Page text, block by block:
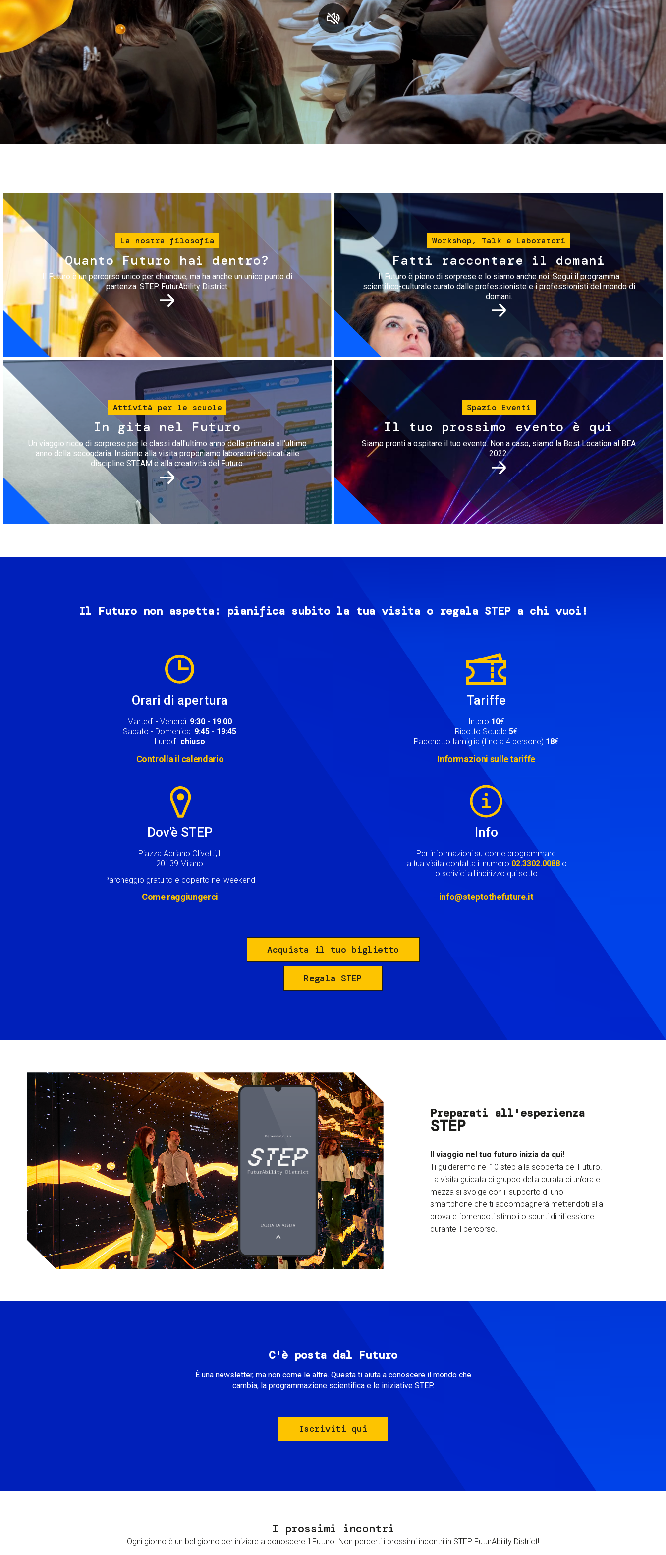
Servizi e accessibilità
Contatti
Biglietti
Immagine
La nostra filosofia
Quanto Futuro hai dentro?
Il Futuro è un percorso unico per chiunque, ma ha anche un unico punto di
partenza: STEP FuturAbility District.
Immagine
Workshop, Talk e Laboratori
Fatti raccontare il domani
Il Futuro è pieno di sorprese e lo siamo anche noi. Segui il programma
scientifico-culturale curato dalle professioniste e i professionisti del mondo di
domani.
Immagine
Attività per le scuole
In gita nel Futuro
Un viaggio ricco di sorprese per le classi dall'ultimo anno della primaria all'ultimo
anno della secondaria. Insieme alla visita proponiamo laboratori dedicati alle
discipline STEAM e alla creatività del Futuro.
Immagine
Spazio Eventi
Il tuo prossimo evento è qui
Siamo pronti a ospitare il tuo evento. Non a caso, siamo la Best Location al BEA
2022.
Il Futuro non aspetta: pianifica subito la tua visita o regala STEP a chi vuoi!
Orari di apertura
Martedì - Venerdì: 9:30 - 19:00
Sabato - Domenica: 9:45 - 19:45
Lunedì: chiuso
Controlla il calendario
Tariffe
Intero 10€
Ridotto Scuole 5€
Pacchetto famiglia (fino a 4 persone) 18€
Informazioni sulle tariffe
Dov'è STEP
Piazza Adriano Olivetti,1
20139 Milano
Parcheggio gratuito e coperto nei weekend
Come raggiungerci
Info
Per informazioni su come programmare
la tua visita contatta il numero 02.3302.0088 o
o scrivici all'indirizzo qui sotto
info@steptothefuture.it
Acquista il tuo biglietto
Regala STEP
Preparati all'esperienza
STEP
Il viaggio nel tuo futuro inizia da qui!
Ti guideremo nei 10 step alla scoperta del Futuro.
La visita guidata di gruppo della durata di un’ora e
mezza si svolge con il supporto di uno
smartphone che ti accompagnerà mettendoti alla
prova e fornendoti stimoli o spunti di riflessione
durante il percorso.
C'è posta dal Futuro
È una newsletter, ma non come le altre. Questa ti aiuta a conoscere il mondo che
cambia, la programmazione scientifica e le iniziative STEP.
Iscriviti qui
I prossimi incontri
Ogni giorno è un bel giorno per iniziare a conoscere il Futuro. Non perderti i prossimi incontri in STEP FuturAbility District!